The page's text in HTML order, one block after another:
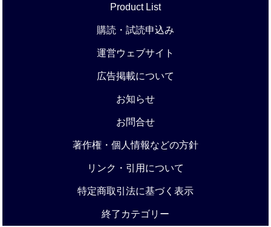
Product List
購読・試読申込み
運営ウェブサイト
広告掲載について
お知らせ
お問合せ
著作権・個人情報などの方針
リンク・引用について
特定商取引法に基づく表示
終了カテゴリー